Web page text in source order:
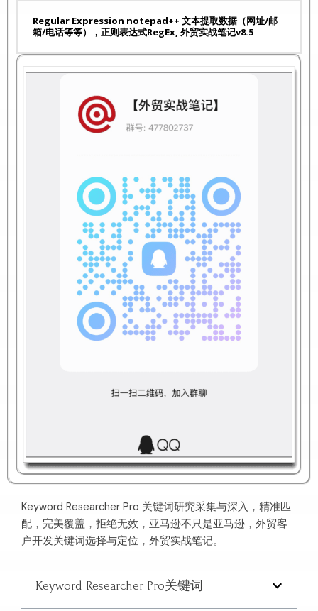
Regular Expression notepad++ 文本提取数据（网址/邮
箱/电话等等），正则表达式RegEx, 外贸实战笔记v8.5
Keyword Researcher Pro 关键词研究采集与深入，精准匹
配，完美覆盖，拒绝无效，亚马逊不只是亚马逊，外贸客
户开发关键词选择与定位，外贸实战笔记。
Keyword Researcher Pro关键词